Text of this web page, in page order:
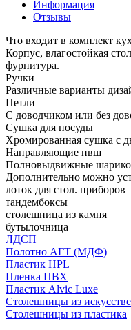
Информация
Отзывы
Что входит в комплект
Корпус, влагостойкая
фурнитура.
Ручки
Различные варианты
Петли
С доводчиком или без
Сушка для посуды
Хромированная сушка с
Направляющие пвш
Полновыдвижные
Дополнительно можно
лоток для стол. приборов
тандембоксы
столешница из камня
бутылочница
ЛДСП
Полотно АГТ (МДФ)
Пластик HPL
Пленка ПВХ
Пластик Alvic Luxe
Столешницы из
Столешницы из пластика